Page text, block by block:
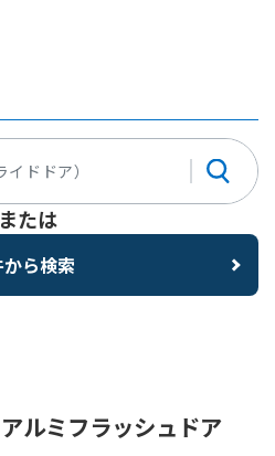
または
ら検索
ルミフラッシュドア